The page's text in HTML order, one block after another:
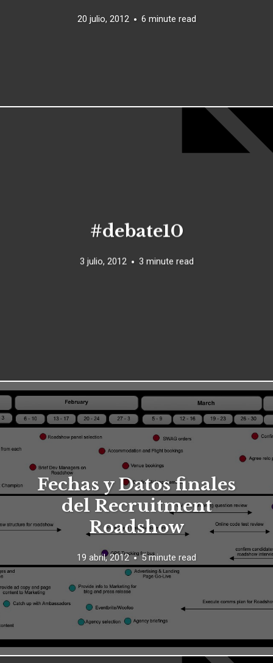
20 julio, 2012 6 minute read
#debate10
3 julio, 2012 3 minute read
Fechas y Datos finales
del Recruitment
Roadshow
19 abril, 2012 5 minute read